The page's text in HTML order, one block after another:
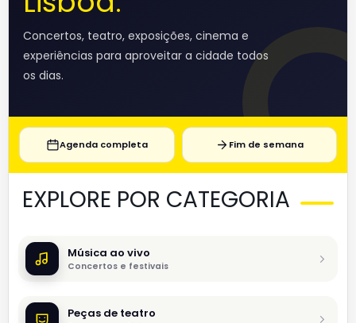
Concertos, teatro, exposições, cinema e
experiências para aproveitar a cidade todos
os dias.
Agenda completa Fim de semana
EXPLORE POR CATEGORIA
Música ao vivo
Concertos e festivais
Peças de teatro